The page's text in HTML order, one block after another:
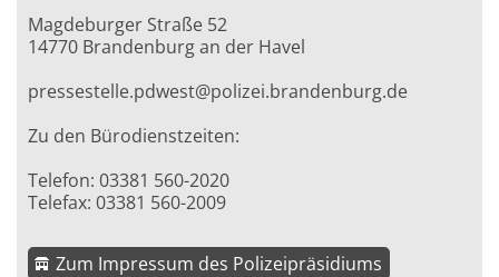
Magdeburger Straße 52
14770 Brandenburg an der Havel
pressestelle.pdwest@polizei.brandenburg.de
Zu den Bürodienstzeiten:
Telefon: 03381 560-2020
Telefax: 03381 560-2009
Zum Impressum des Polizeipräsidiums